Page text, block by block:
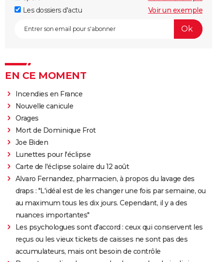
Les dossiers d'actu
Voir un exemple
EN CE MOMENT
Incendies en France
Nouvelle canicule
Orages
Mort de Dominique Frot
Joe Biden
Lunettes pour l'éclipse
Carte de l'éclipse solaire du 12 août
Alvaro Fernandez, pharmacien, à propos du lavage des
draps : "L'idéal est de les changer une fois par semaine, ou
au maximum tous les dix jours. Cependant, il y a des
nuances importantes"
Les psychologues sont d'accord : ceux qui conservent les
reçus ou les vieux tickets de caisses ne sont pas des
accumulateurs, mais ont besoin de contrôle